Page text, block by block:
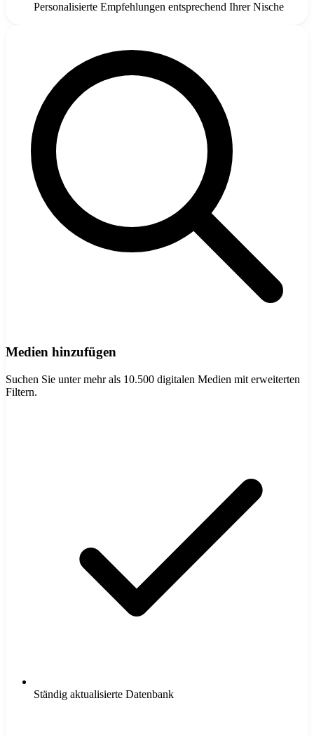
Personalisierte Empfehlungen entsprechend Ihrer Nische
Medien hinzufügen
Suchen Sie unter mehr als 10.500 digitalen Medien mit erweiterten
Filtern.
Ständig aktualisierte Datenbank